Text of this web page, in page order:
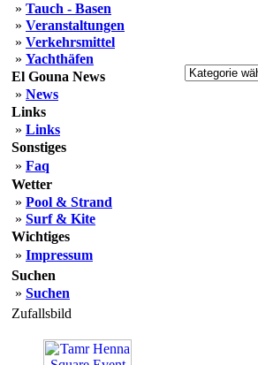
» Tauch - Basen
» Veranstaltungen
» Verkehrsmittel
» Yachthäfen
El Gouna News
» News
Links
» Links
Sonstiges
» Faq
Wetter
» Pool & Strand
» Surf & Kite
Wichtiges
» Impressum
Suchen
» Suchen
Zufallsbild